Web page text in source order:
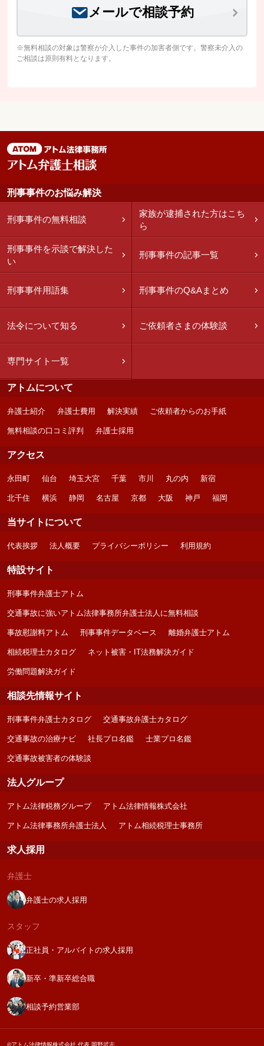
メールで相談予約
※無料相談の対象は警察が介入した事件の加害者側です。警察未介入の
ご相談は原則有料となります。
刑事事件のお悩み解決
刑事事件の無料相談
家族が逮捕された方はこち
ら
刑事事件を示談で解決した
い
刑事事件の記事一覧
刑事事件用語集 刑事事件のQ&Aまとめ
法令について知る ご依頼者さまの体験談
専門サイト一覧
アトムについて
弁護士紹介 弁護士費用 解決実績 ご依頼者からのお手紙
無料相談の口コミ評判 弁護士採用
アクセス
永田町 仙台 埼玉大宮 千葉 市川 丸の内 新宿
北千住 横浜 静岡 名古屋 京都 大阪 神戸 福岡
当サイトについて
代表挨拶 法人概要 プライバシーポリシー 利用規約
特設サイト
刑事事件弁護士アトム
交通事故に強いアトム法律事務所弁護士法人に無料相談
事故慰謝料アトム 刑事事件データベース 離婚弁護士アトム
相続税理士カタログ ネット被害・IT法務解決ガイド
労働問題解決ガイド
相談先情報サイト
刑事事件弁護士カタログ 交通事故弁護士カタログ
交通事故の治療ナビ 社長プロ名鑑 士業プロ名鑑
交通事故被害者の体験談
法人グループ
アトム法律税務グループ アトム法律情報株式会社
アトム法律事務所弁護士法人 アトム相続税理士事務所
求人採用
弁護士
弁護士の求人採用
スタッフ
正社員・アルバイトの求人採用
新卒・準新卒総合職
相談予約営業部
©アトム法律情報株式会社 代表 岡野武志